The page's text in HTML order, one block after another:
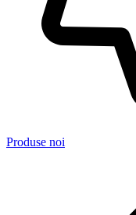
Produse noi